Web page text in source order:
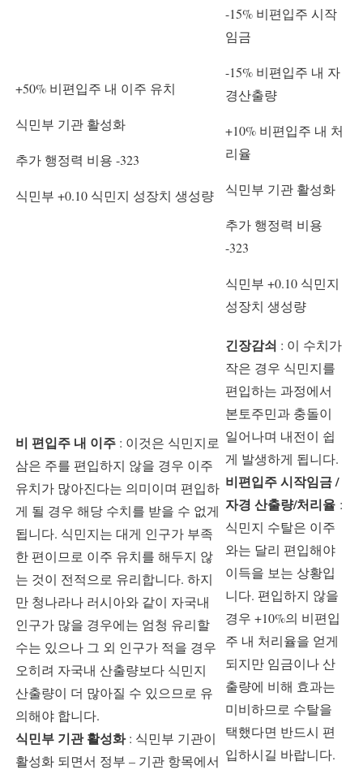
+50% 비편입주 내 이주 유치
식민부 기관 활성화
추가 행정력 비용 -323
식민부 +0.10 식민지 성장치 생성량
-15% 비편입주 시작
임금
-15% 비편입주 내 자
경산출량
+10% 비편입주 내 처
리율
식민부 기관 활성화
추가 행정력 비용
-323
식민부 +0.10 식민지
성장치 생성량
비 편입주 내 이주 : 이것은 식민지로
삼은 주를 편입하지 않을 경우 이주
유치가 많아진다는 의미이며 편입하
게 될 경우 해당 수치를 받을 수 없게
됩니다. 식민지는 대게 인구가 부족
한 편이므로 이주 유치를 해두지 않
는 것이 전적으로 유리합니다. 하지
만 청나라나 러시아와 같이 자국내
인구가 많을 경우에는 엄청 유리할
수는 있으나 그 외 인구가 적을 경우
오히려 자국내 산출량보다 식민지
산출량이 더 많아질 수 있으므로 유
의해야 합니다.
식민부 기관 활성화: 식민부 기관이
활성화 되면서 정부 – 기관 항목에서
긴장감쇠 : 이 수치가
작은 경우 식민지를
편입하는 과정에서
본토주민과 충돌이
일어나며 내전이 쉽
게 발생하게 됩니다.
비편입주 시작임금 /
자경 산출량/처리율 :
식민지 수탈은 이주
와는 달리 편입해야
이득을 보는 상황입
니다. 편입하지 않을
경우 +10%의 비편입
주 내 처리율을 얻게
되지만 임금이나 산
출량에 비해 효과는
미비하므로 수탈을
택했다면 반드시 편
입하시길 바랍니다.